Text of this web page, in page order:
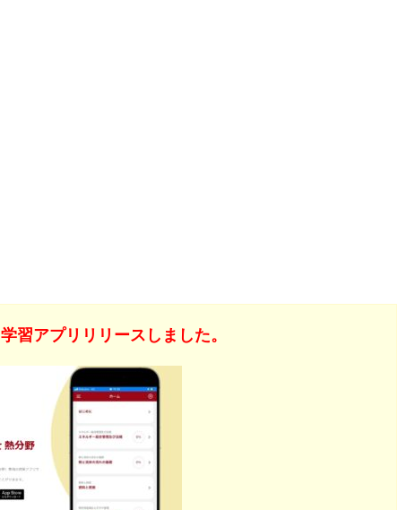
学習アプリリリースしました。